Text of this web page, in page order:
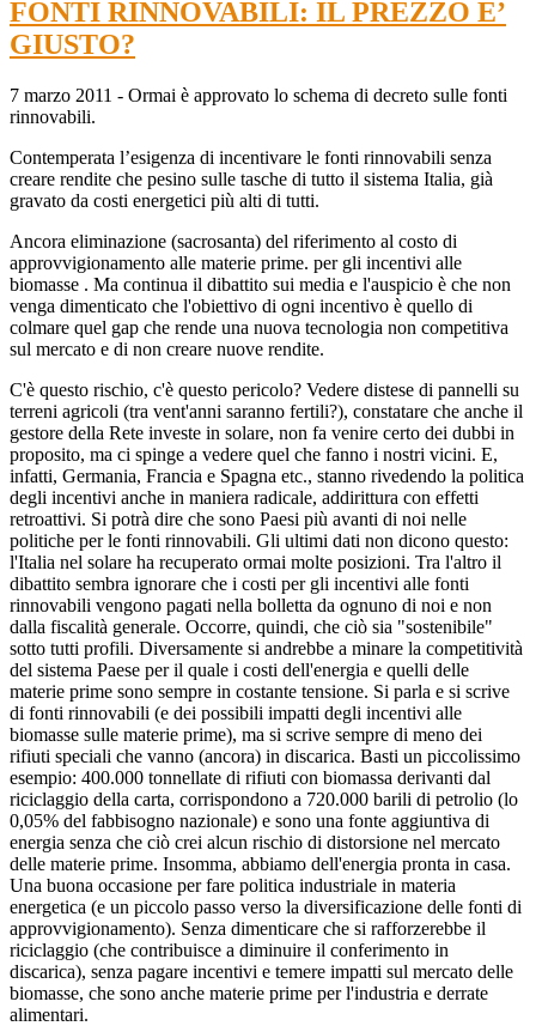
FONTI RINNOVABILI: IL PREZZO E’
GIUSTO?
7 marzo 2011 - Ormai è approvato lo schema di decreto sulle fonti
rinnovabili.
Contemperata l’esigenza di incentivare le fonti rinnovabili senza
creare rendite che pesino sulle tasche di tutto il sistema Italia, già
gravato da costi energetici più alti di tutti.
Ancora eliminazione (sacrosanta) del riferimento al costo di
approvvigionamento alle materie prime. per gli incentivi alle
biomasse . Ma continua il dibattito sui media e l'auspicio è che non
venga dimenticato che l'obiettivo di ogni incentivo è quello di
colmare quel gap che rende una nuova tecnologia non competitiva
sul mercato e di non creare nuove rendite.
C'è questo rischio, c'è questo pericolo? Vedere distese di pannelli su
terreni agricoli (tra vent'anni saranno fertili?), constatare che anche il
gestore della Rete investe in solare, non fa venire certo dei dubbi in
proposito, ma ci spinge a vedere quel che fanno i nostri vicini. E,
infatti, Germania, Francia e Spagna etc., stanno rivedendo la politica
degli incentivi anche in maniera radicale, addirittura con effetti
retroattivi. Si potrà dire che sono Paesi più avanti di noi nelle
politiche per le fonti rinnovabili. Gli ultimi dati non dicono questo:
l'Italia nel solare ha recuperato ormai molte posizioni. Tra l'altro il
dibattito sembra ignorare che i costi per gli incentivi alle fonti
rinnovabili vengono pagati nella bolletta da ognuno di noi e non
dalla fiscalità generale. Occorre, quindi, che ciò sia "sostenibile"
sotto tutti profili. Diversamente si andrebbe a minare la competitività
del sistema Paese per il quale i costi dell'energia e quelli delle
materie prime sono sempre in costante tensione. Si parla e si scrive
di fonti rinnovabili (e dei possibili impatti degli incentivi alle
biomasse sulle materie prime), ma si scrive sempre di meno dei
rifiuti speciali che vanno (ancora) in discarica. Basti un piccolissimo
esempio: 400.000 tonnellate di rifiuti con biomassa derivanti dal
riciclaggio della carta, corrispondono a 720.000 barili di petrolio (lo
0,05% del fabbisogno nazionale) e sono una fonte aggiuntiva di
energia senza che ciò crei alcun rischio di distorsione nel mercato
delle materie prime. Insomma, abbiamo dell'energia pronta in casa.
Una buona occasione per fare politica industriale in materia
energetica (e un piccolo passo verso la diversificazione delle fonti di
approvvigionamento). Senza dimenticare che si rafforzerebbe il
riciclaggio (che contribuisce a diminuire il conferimento in
discarica), senza pagare incentivi e temere impatti sul mercato delle
biomasse, che sono anche materie prime per l'industria e derrate
alimentari.